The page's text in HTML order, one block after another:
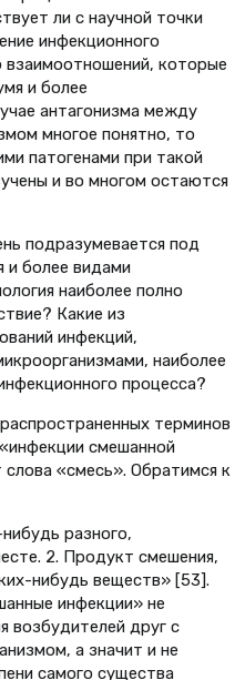
ли с научной точки
инфекционного
которые
и более
антагонизма между
многое понятно, то
патогенами при такой
и во многом остаются
подразумевается под
и более видами
наиболее полно
Какие из
инфекций,
наиболее
процесса?
терминов
смешанной
«смесь». Обратимся к
разного,
2. Продукт смешения,
нибудь веществ» [53].
инфекции» не
возбудителей друг с
а значит и не
самого существа